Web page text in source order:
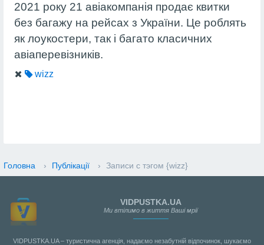
2021 року 21 авіакомпанія продає квитки
без багажу на рейсах з України. Це роблять
як лоукостери, так і багато класичних
авіаперевізників.
wizz
Головна › Публікації › Записи с тэгом {wizz}
VIDPUSTKA.UA
Ми втілимо в життя Ваші мрії
VIDPUSTKA.UA – туристична агенція, надаємо незабутній відпочинок, шукаємо